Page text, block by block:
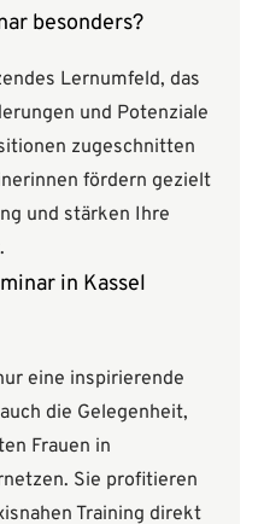
besonders?
Lernumfeld, das
und Potenziale
zugeschnitten
fördern gezielt
und stärken Ihre
in Kassel
eine inspirierende
die Gelegenheit,
Frauen in
Sie profitieren
Training direkt